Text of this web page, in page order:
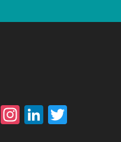
Facebook
Instagram
LinkedIn